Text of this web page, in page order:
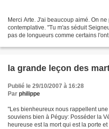
Merci Arte. J'ai beaucoup aimé. On
contemplative. "Tu m'as séduit
pas de longueurs comme certains
la grande leçon des
Publié le 29/10/2007 à 16:28
Par philippe
"Les bienheureux nous rappellent
souviens bien à Péguy: Posséder la
heureuse est la mort qui est la porte